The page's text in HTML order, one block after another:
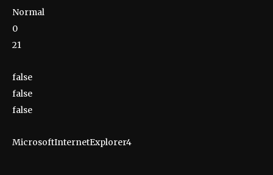
Normal
0
21
false
false
false
MicrosoftInternetExplorer4